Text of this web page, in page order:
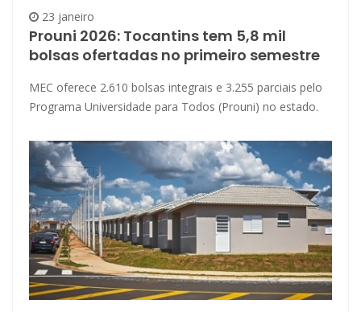
23 janeiro
Prouni 2026: Tocantins tem 5,8 mil
bolsas ofertadas no primeiro semestre
MEC oferece 2.610 bolsas integrais e 3.255 parciais pelo
Programa Universidade para Todos (Prouni) no estado.